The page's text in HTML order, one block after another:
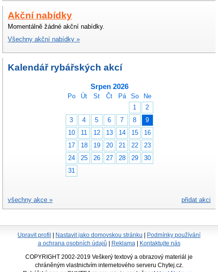
Akční nabídky
Momentálně žádné akční nabídky.
Všechny akční nabídky »
Kalendář rybářských akcí
Srpen 2026
Po Út St Čt Pá So
Ne
1
2
3
4 5 6 7 8
9
10
11 12 13 14 15
16
17
18 19 20 21 22
23
24
25 26 27 28 29
30
31
přidat akci
všechny akce »
Upravit profil Nastavit jako domovskou stránku
Podmínky používání
a ochrana osobních údajů
Reklama Kontaktujte nás
COPYRIGHT 2002-2019 Veškerý textový a obrazový materiál je
chráněným vlastnictvím internetového serveru Chytej.cz.